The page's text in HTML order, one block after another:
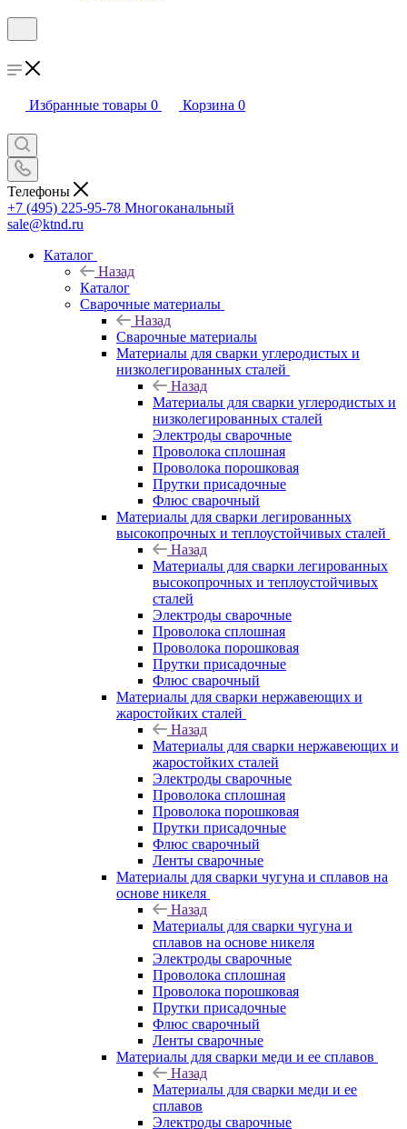
Избранные товары 0 Корзина 0
Телефоны
+7 (495) 225-95-78 Многоканальный
sale@ktnd.ru
Каталог
Назад
Каталог
Сварочные материалы
Назад
Сварочные материалы
Материалы для сварки углеродистых и
низколегированных сталей
Назад
Материалы для сварки углеродистых и
низколегированных сталей
Электроды сварочные
Проволока сплошная
Проволока порошковая
Прутки присадочные
Флюс сварочный
Материалы для сварки легированных
высокопрочных и теплоустойчивых сталей
Назад
Материалы для сварки легированных
высокопрочных и теплоустойчивых
сталей
Электроды сварочные
Проволока сплошная
Проволока порошковая
Прутки присадочные
Флюс сварочный
Материалы для сварки нержавеющих и
жаростойких сталей
Назад
Материалы для сварки нержавеющих и
жаростойких сталей
Электроды сварочные
Проволока сплошная
Проволока порошковая
Прутки присадочные
Флюс сварочный
Ленты сварочные
Материалы для сварки чугуна и сплавов на
основе никеля
Назад
Материалы для сварки чугуна и
сплавов на основе никеля
Электроды сварочные
Проволока сплошная
Проволока порошковая
Прутки присадочные
Флюс сварочный
Ленты сварочные
Материалы для сварки меди и ее сплавов
Назад
Материалы для сварки меди и ее
сплавов
Электроды сварочные